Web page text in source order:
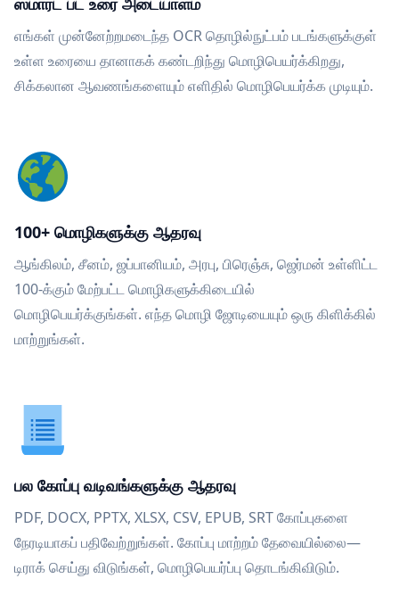
எங்கள் முன்னேற்றமடைந்த OCR தொழில்நுட்பம் படங்களுக்குள்
உள்ள உரையை தானாகக் கண்டறிந்து மொழிபெயர்க்கிறது,
சிக்கலான ஆவணங்களையும் எளிதில் மொழிபெயர்க்க முடியும்.
100+ மொழிகளுக்கு ஆதரவு
ஆங்கிலம், சீனம், ஜப்பானியம், அரபு, பிரெஞ்சு, ஜெர்மன் உள்ளிட்ட
100-க்கும் மேற்பட்ட மொழிகளுக்கிடையில்
மொழிபெயர்க்குங்கள். எந்த மொழி ஜோடியையும் ஒரு கிளிக்கில்
மாற்றுங்கள்.
பல கோப்பு வடிவங்களுக்கு ஆதரவு
PDF, DOCX, PPTX, XLSX, CSV, EPUB, SRT கோப்புகளை
நேரடியாகப் பதிவேற்றுங்கள். கோப்பு மாற்றம் தேவையில்லை—
டிராக் செய்து விடுங்கள், மொழிபெயர்ப்பு தொடங்கிவிடும்.